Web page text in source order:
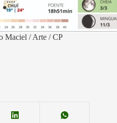
Maciel / Arte / CP